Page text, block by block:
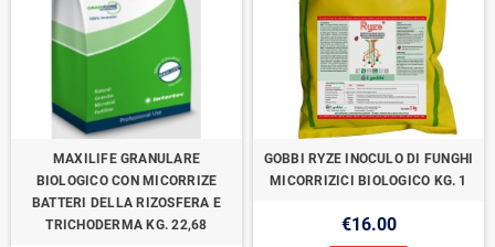
MAXILIFE GRANULARE
BIOLOGICO CON MICORRIZE
BATTERI DELLA RIZOSFERA E
TRICHODERMA KG. 22,68
GOBBI RYZE INOCULO DI FUNGHI
MICORRIZICI BIOLOGICO KG. 1
€16.00